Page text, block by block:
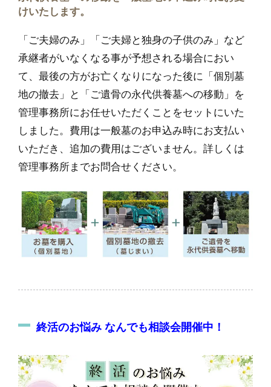
けいたします。
「ご夫婦のみ」「ご夫婦と独身の子供のみ」など
承継者がいなくなる事が予想される場合におい
て、最後の方がお亡くなりになった後に「個別墓
地の撤去」と「ご遺骨の永代供養墓への移動」を
管理事務所にお任せいただくことをセットにいた
しました。費用は一般墓のお申込み時にお支払い
いただき、追加の費用はございません。詳しくは
管理事務所までお問合せください。
終活のお悩み なんでも相談会開催中！